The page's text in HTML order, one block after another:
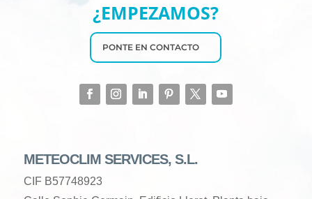
¿EMPEZAMOS?
PONTE EN CONTACTO
METEOCLIM SERVICES, S.L.
CIF B57748923